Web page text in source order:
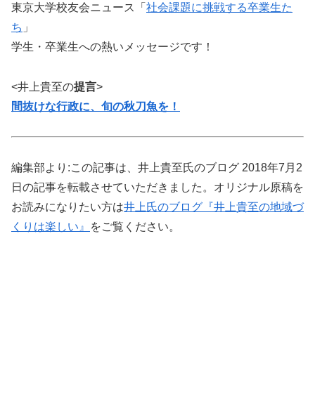
東京大学校友会ニュース「 社会課題に挑戦する卒業生た
ち 」
学生・卒業生への熱いメッセージです！
<井上貴至の提言>
間抜けな行政に、旬の秋刀魚を！
編集部より:この記事は、井上貴至氏のブログ 2018年7月2
日の記事を転載させていただきました。オリジナル原稿を
お読みになりたい方は井上氏のブログ『井上貴至の地域づ
くりは楽しい』
をご覧ください。